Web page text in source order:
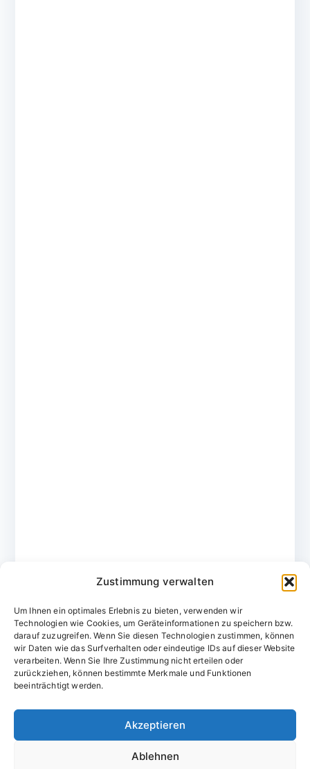
Zustimmung verwalten
Um Ihnen ein optimales Erlebnis zu bieten, verwenden wir
Technologien wie Cookies, um Geräteinformationen zu speichern bzw.
darauf zuzugreifen. Wenn Sie diesen Technologien zustimmen, können
wir Daten wie das Surfverhalten oder eindeutige IDs auf dieser Website
verarbeiten. Wenn Sie Ihre Zustimmung nicht erteilen oder
zurückziehen, können bestimmte Merkmale und Funktionen
beeinträchtigt werden.
Akzeptieren
Ablehnen
Domainvergabestelle.de